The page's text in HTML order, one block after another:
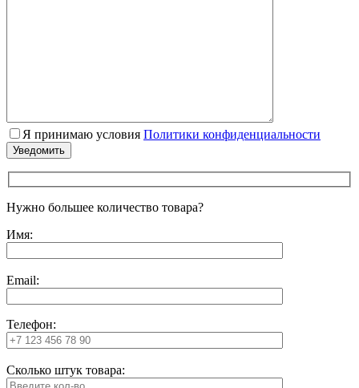
Я принимаю условия Политики конфиденциальности
Нужно большее количество товара?
Имя:
Email:
Телефон:
Сколько штук товара: